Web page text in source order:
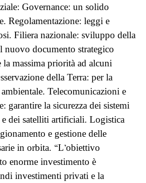
Governance: un solido
Regolamentazione: leggi e
Filiera nazionale: sviluppo della
nuovo documento strategico
massima priorità ad alcuni
della Terra: per la
Telecomunicazioni e
garantire la sicurezza dei sistemi
dei satelliti artificiali. Logistica
e gestione delle
in orbita. “L’obiettivo
enorme investimento è
investimenti privati ​​e la